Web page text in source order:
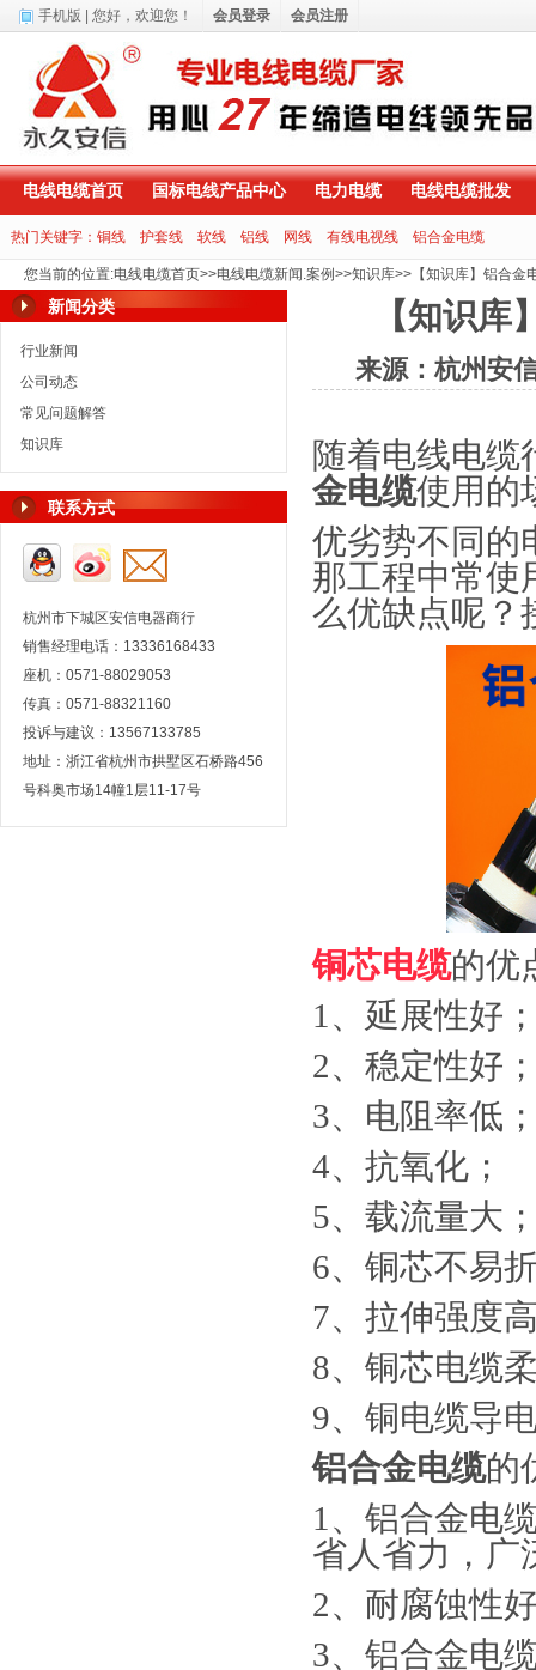
电线电缆首页 国标电线产品中心 电力电缆 电线电缆批发
热门关键字： 铜线 护套线 软线 铝线 网线 有线电视线 铝合金电缆
您当前的位置:电线电缆首页>>电线电缆新闻.案例>>知识库>> 【知识库】铝合
新闻分类
行业新闻
公司动态
常见问题解答
知识库
联系方式
杭州市下城区安信电器商行
销售经理电话：13336168433
座机：0571-88029053
传真：0571-88321160
投诉与建议：13567133785
地址：浙江省杭州市拱墅区石桥路456
号科奥市场14幢1层11-17号
【知识
来源：杭州安
随着电线电缆
金电缆使用的
优劣势不同的
那工程中常使
么优缺点呢？
铜芯电缆的优
1、延展性好
2、稳定性好
3、电阻率低
4、抗氧化；
5、载流量大
6、铜芯不易
7、拉伸强度
8、铜芯电缆
9、铜电缆导
铝合金电缆的
1、铝合金电
省人省力，广
2、耐腐蚀性
3、铝合金电
手机版 | 您好， 欢迎您！ 会员登录 会员注册